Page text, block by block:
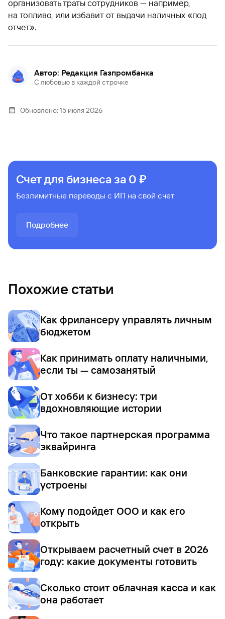
организовать траты сотрудников — например,
на топливо, или избавит от выдачи наличных «под
отчет».
Автор: Редакция Газпромбанка
С любовью в каждой строчке
Обновлено:15 июля 2026
Счет для бизнеса за 0 ₽
Безлимитные переводы с ИП на свой счет
Подробнее
Похожие статьи
Как фрилансеру управлять личным
бюджетом
Как принимать оплату наличными,
если ты — самозанятый
От хобби к бизнесу: три
вдохновляющие истории
Что такое партнерская программа
эквайринга
Банковские гарантии: как они
устроены
Кому подойдет ООО и как его
открыть
Открываем расчетный счет в 2026
году: какие документы готовить
Сколько стоит облачная касса и как
она работает